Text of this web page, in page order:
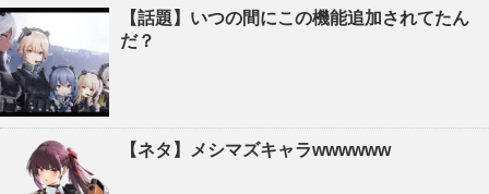
【話題】いつの間にこの機能追加されてたん
だ？
【ネタ】メシマズキャラwwwwww